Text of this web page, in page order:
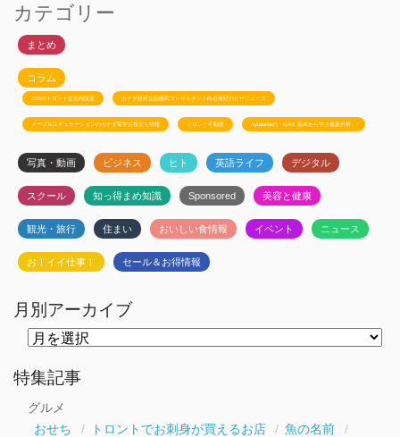
カテゴリー
まとめ
コラム
JSSのトロント生活相談室 カナダ政府公認移民コンサルタント白石有紀のビザニュース
メープルエデュケーションのカナダ留学お役立ち情報 トロント不動産 Ayudanteの「GA4: 基本から学ぶ最新分析」
写真・動画 ビジネス ヒト 英語ライフ デジタル
スクール 知っ得まめ知識 Sponsored 美容と健康
観光・旅行 住まい おいしい食情報 イベント ニュース
お！イイ仕事！ セール＆お得情報
月別アーカイブ
ー
カ
特集記事
グルメ
おせち
トロントでお刺身が買えるお店
魚の名前